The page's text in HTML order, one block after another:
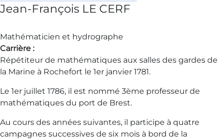
Jean-François LE CERF
Mathématicien et hydrographe
Carrière :
Répétiteur de mathématiques aux salles des gardes de
la Marine à Rochefort le 1er janvier 1781.
Le 1er juillet 1786, il est nommé 3ème professeur de
mathématiques du port de Brest.
Au cours des années suivantes, il participe à quatre
campagnes successives de six mois à bord de la